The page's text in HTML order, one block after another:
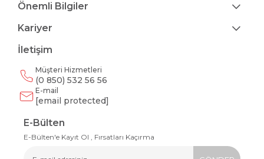
Önemli Bilgiler
Kariyer
İletişim
Müşteri Hizmetleri
(0 850) 532 56 56
E-mail
[email protected]
E-Bülten
E-Bülten'e Kayıt Ol , Fırsatları Kaçırma